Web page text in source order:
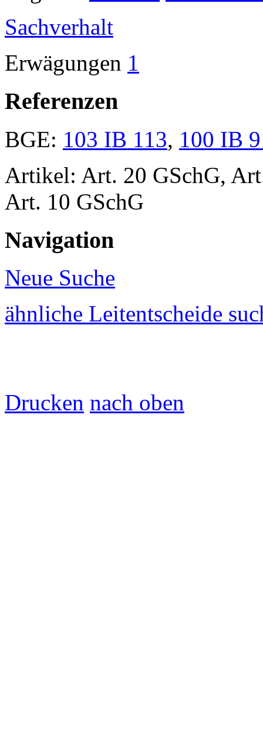
Sachverhalt
Erwägungen 1
Referenzen
BGE: 103 IB 113, 100 IB
Artikel: Art. 20 GSchG,
Art. 10 GSchG
Navigation
Neue Suche
ähnliche Leitentscheide
Drucken nach oben